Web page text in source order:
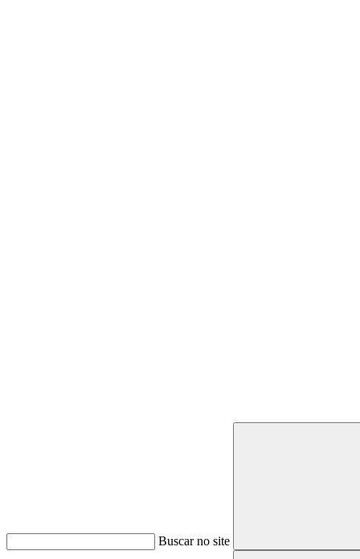
Buscar no site